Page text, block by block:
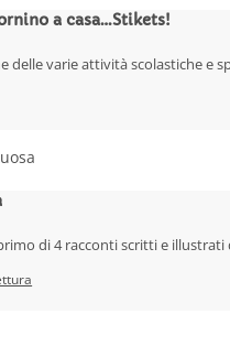
a casa…Stikets!
delle varie attività scolastiche
di 4 racconti scritti e illustrati